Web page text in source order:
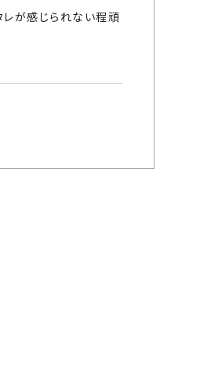
が感じられない程頑
けばよかったかなと